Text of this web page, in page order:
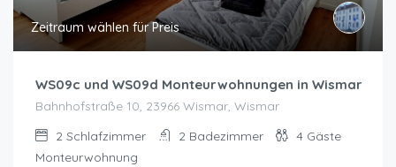
Zeitraum wählen für Preis
WS09c und WS09d Monteurwohnungen in Wismar
Bahnhofstraße 10, 23966 Wismar, Wismar
2 Schlafzimmer 2 Badezimmer 4 Gäste
Monteurwohnung